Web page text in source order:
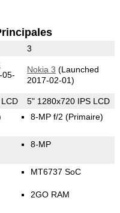
3
05-
Nokia 3 (Launched
2017-02-01)
5" 1280x720 IPS LCD
8-MP f/2 (Primaire)
8-MP
MT6737 SoC
2GO RAM